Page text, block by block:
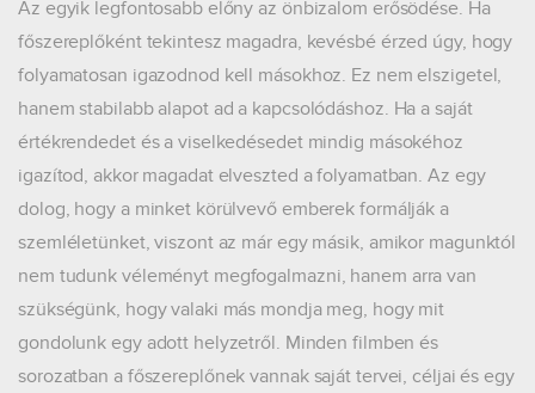
Az egyik legfontosabb előny az önbizalom erősödése. Ha
főszereplőként tekintesz magadra, kevésbé érzed úgy, hogy
folyamatosan igazodnod kell másokhoz. Ez nem elszigetel,
hanem stabilabb alapot ad a kapcsolódáshoz. Ha a saját
értékrendedet és a viselkedésedet mindig másokéhoz
igazítod, akkor magadat elveszted a folyamatban. Az egy
dolog, hogy a minket körülvevő emberek formálják a
szemléletünket, viszont az már egy másik, amikor magunktól
nem tudunk véleményt megfogalmazni, hanem arra van
szükségünk, hogy valaki más mondja meg, hogy mit
gondolunk egy adott helyzetről. Minden filmben és
sorozatban a főszereplőnek vannak saját tervei, céljai és egy